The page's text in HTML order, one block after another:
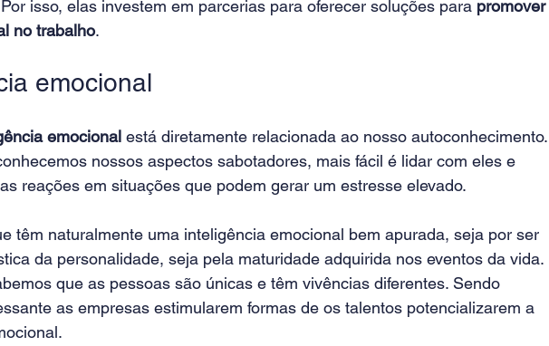
isso, elas investem em parcerias para oferecer soluções para promover
no trabalho.
emocional
emocional está diretamente relacionada ao nosso autoconhecimento.
nossos aspectos sabotadores, mais fácil é lidar com eles e
reações em situações que podem gerar um estresse elevado.
têm naturalmente uma inteligência emocional bem apurada, seja por ser
da personalidade, seja pela maturidade adquirida nos eventos da vida.
que as pessoas são únicas e têm vivências diferentes. Sendo
as empresas estimularem formas de os talentos potencializarem a